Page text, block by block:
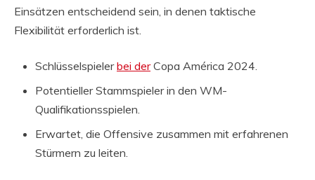
Einsätzen entscheidend sein, in denen taktische
Flexibilität erforderlich ist.
Schlüsselspielerbei derCopa América 2024.
Potentieller Stammspieler in den WM-
Qualifikationsspielen.
Erwartet, die Offensive zusammen mit erfahrenen
Stürmern zu leiten.